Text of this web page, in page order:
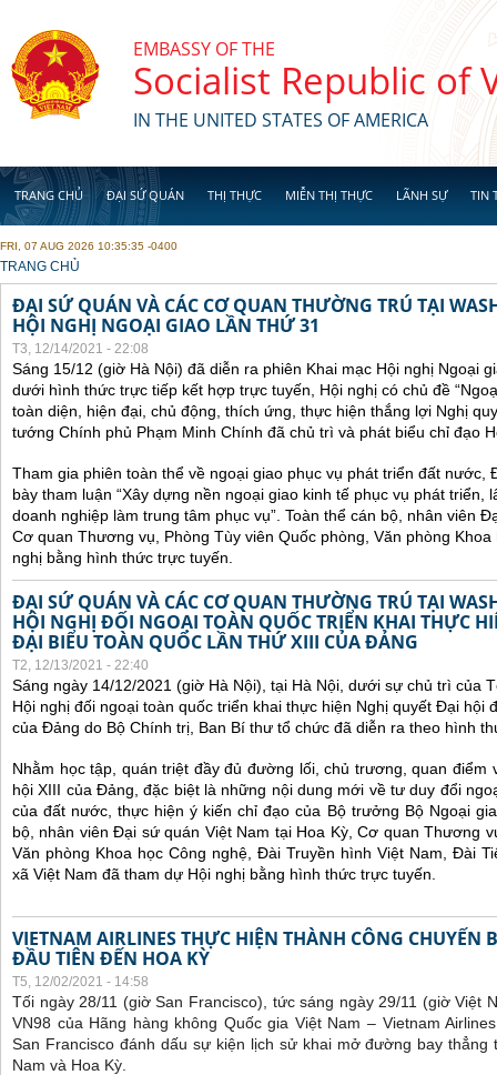
EMBASSY OF THE
Socialist Republic of
IN THE UNITED STATES OF AMERICA
TRANG CHỦ ĐẠI SỨ QUÁN THỊ THỰC MIỄN THỊ THỰC LÃNH SỰ TIN
FRI, 07 AUG 2026 10:35:35 -0400
YOU ARE HERE
TRANG CHỦ
ĐẠI SỨ QUÁN VÀ CÁC CƠ QUAN THƯỜNG TRÚ TẠI
HỘI NGHỊ NGOẠI GIAO LẦN THỨ 31
T3, 12/14/2021 - 22:08
Sáng 15/12 (giờ Hà Nội) đã diễn ra phiên Khai mạc Hội nghị Ngoại
dưới hình thức trực tiếp kết hợp trực tuyến, Hội nghị có chủ đề
toàn diện, hiện đại, chủ động, thích ứng, thực hiện thắng lợi Nghị
tướng Chính phủ Phạm Minh Chính đã chủ trì và phát biểu chỉ đạo
Tham gia phiên toàn thể về ngoại giao phục vụ phát triển đất nước,
bày tham luận “Xây dựng nền ngoại giao kinh tế phục vụ phát triển,
doanh nghiệp làm trung tâm phục vụ”. Toàn thể cán bộ, nhân viên
Cơ quan Thương vụ, Phòng Tùy viên Quốc phòng, Văn phòng
nghị bằng hình thức trực tuyến.
ĐẠI SỨ QUÁN VÀ CÁC CƠ QUAN THƯỜNG TRÚ TẠI
HỘI NGHỊ ĐỐI NGOẠI TOÀN QUỐC TRIỂN KHAI THỰC
ĐẠI BIỂU TOÀN QUỐC LẦN THỨ XIII CỦA ĐẢNG
T2, 12/13/2021 - 22:40
Sáng ngày 14/12/2021 (giờ Hà Nội), tại Hà Nội, dưới sự chủ trì của
Hội nghị đối ngoại toàn quốc triển khai thực hiện Nghị quyết Đại hội
của Đảng do Bộ Chính trị, Ban Bí thư tổ chức đã diễn ra theo hình
Nhằm học tập, quán triệt đầy đủ đường lối, chủ trương, quan điểm
hội XIII của Đảng, đặc biệt là những nội dung mới về tư duy đổi
của đất nước, thực hiện ý kiến chỉ đạo của Bộ trưởng Bộ Ngoại
bộ, nhân viên Đại sứ quán Việt Nam tại Hoa Kỳ, Cơ quan Thương
Văn phòng Khoa học Công nghệ, Đài Truyền hình Việt Nam, Đài
xã Việt Nam đã tham dự Hội nghị bằng hình thức trực tuyến.
VIETNAM AIRLINES THỰC HIỆN THÀNH CÔNG CHUYẾN
ĐẦU TIÊN ĐẾN HOA KỲ
T5, 12/02/2021 - 14:58
Tối ngày 28/11 (giờ San Francisco), tức sáng ngày 29/11 (giờ Việt
VN98 của Hãng hàng không Quốc gia Việt Nam – Vietnam
San Francisco đánh dấu sự kiện lịch sử khai mở đường bay
Nam và Hoa Kỳ.